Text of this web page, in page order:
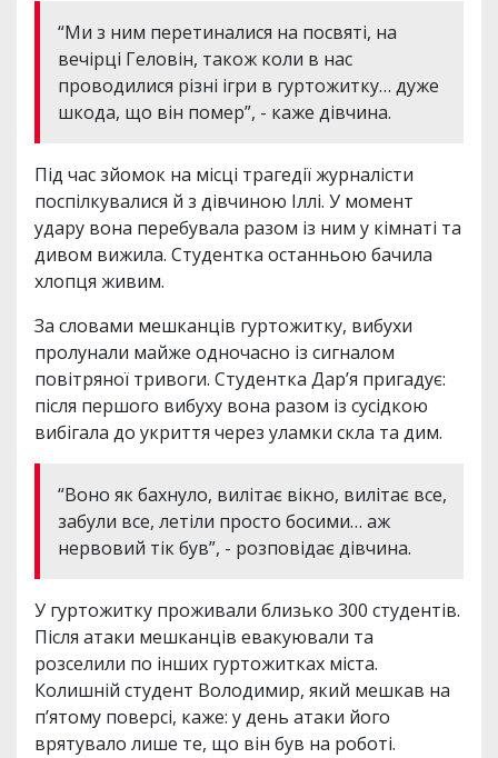
“Ми з ним перетиналися на посвяті, на
вечірці Геловін, також коли в нас
проводилися різні ігри в гуртожитку… дуже
шкода, що він помер”, - каже дівчина.
Під час зйомок на місці трагедії журналісти
поспілкувалися й з дівчиною Іллі. У момент
удару вона перебувала разом із ним у кімнаті та
дивом вижила. Студентка останньою бачила
хлопця живим.
За словами мешканців гуртожитку, вибухи
пролунали майже одночасно із сигналом
повітряної тривоги. Студентка Дар’я пригадує:
після першого вибуху вона разом із сусідкою
вибігала до укриття через уламки скла та дим.
“Воно як бахнуло, вилітає вікно, вилітає все,
забули все, летіли просто босими… аж
нервовий тік був”, - розповідає дівчина.
У гуртожитку проживали близько 300 студентів.
Після атаки мешканців евакуювали та
розселили по інших гуртожитках міста.
Колишній студент Володимир, який мешкав на
п’ятому поверсі, каже: у день атаки його
врятувало лише те, що він був на роботі.